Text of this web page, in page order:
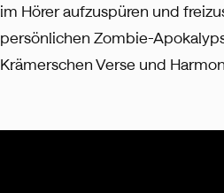
im Hörer aufzuspüren und
persönlichen Zombie-
Krämerschen Verse und